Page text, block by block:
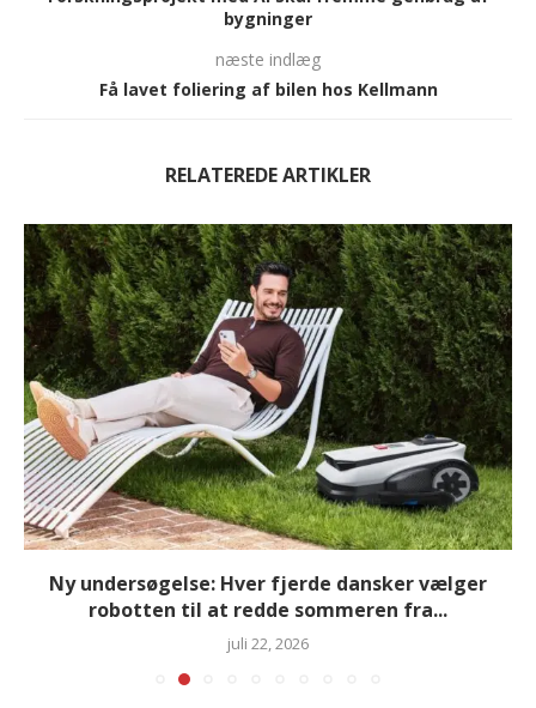
bygninger
næste indlæg
Få lavet foliering af bilen hos Kellmann
RELATEREDE ARTIKLER
Ny undersøgelse: Hver fjerde dansker vælger
robotten til at redde sommeren fra...
juli 22, 2026